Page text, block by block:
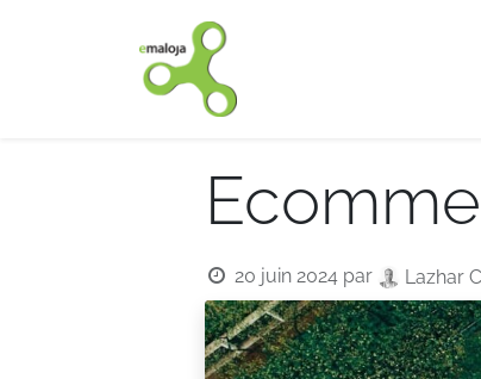
20 juin 2024 par Lazhar